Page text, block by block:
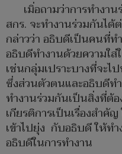
เมิ่อถามว่าการทำงา
สกร. จะทำงานร่วมกันไ
กล่าวว่า อธิบดีเป็นคนที่ท
อธิบดีทำงานด้วยความใ
เช่นกลุ่มเปราะบางที่จะ
ซึ่งส่วนตัวตนและอธิบดีท
ทำงานร่วมกันเป็นสิ่งที่ต้
เกียรติการเป็นเรื่องสำ
เข้าไปยุ่ง กับอธิบดี ให้ทำ
อธิบดีในการทำงาน